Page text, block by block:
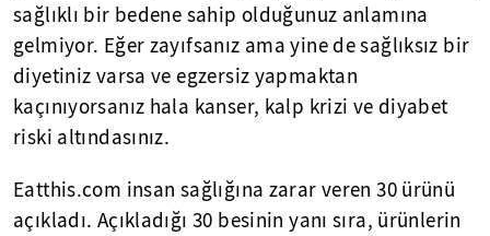
sağlıklı bir bedene sahip olduğunuz anlamına
gelmiyor. Eğer zayıfsanız ama yine de sağlıksız bir
diyetiniz varsa ve egzersiz yapmaktan
kaçınıyorsanız hala kanser, kalp krizi ve diyabet
riski altındasınız.
Eatthis.com insan sağlığına zarar veren 30 ürünü
açıkladı. Açıkladığı 30 besinin yanı sıra, ürünlerin